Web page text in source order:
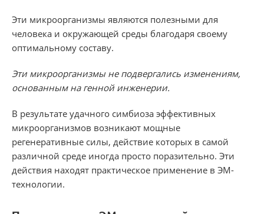
Эти микроорганизмы являются полезными для
человека и окружающей среды благодаря своему
оптимальному составу.
Эти микроорганизмы не подвергались изменениям,
основанным на генной инженерии.
В результате удачного симбиоза эффективных
микроорганизмов возникают мощные
регенеративные силы, действие которых в самой
различной среде иногда просто поразительно. Эти
действия находят практическое применение в ЭМ-
технологии.